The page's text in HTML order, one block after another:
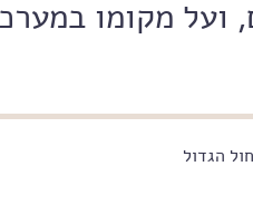
מקומו
הגדול